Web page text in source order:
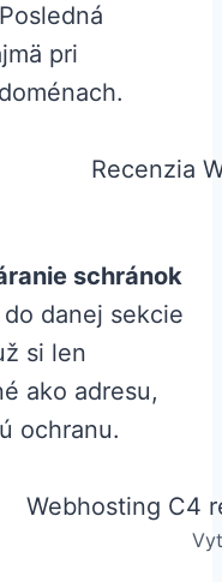
pri
schránok
danej sekcie
si len
ako adresu,
ochranu.